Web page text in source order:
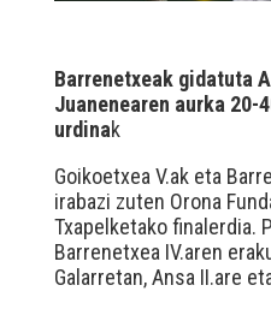
Barrenetxeak gidatuta
Juanenearen aurka 20-
urdinak
Goikoetxea V.ak eta
irabazi zuten Orona
Txapelketako finalerdia.
Barrenetxea IV.aren
Galarretan, Ansa II.are